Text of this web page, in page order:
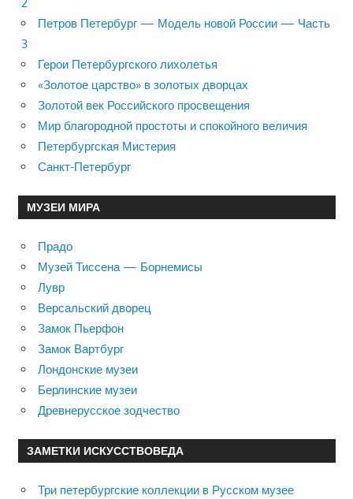
Петров Петербург — Модель новой России — Часть
3
Герои Петербургского лихолетья
«Золотое царство» в золотых дворцах
Золотой век Российского просвещения
Мир благородной простоты и спокойного величия
Петербургская Мистерия
Санкт-Петербург
МУЗЕИ МИРА
Прадо
Музей Тиссена — Борнемисы
Лувр
Версальский дворец
Замок Пьерфон
Замок Вартбург
Лондонские музеи
Берлинские музеи
Древнерусское зодчество
ЗАМЕТКИ ИСКУССТВОВЕДА
Три петербургские коллекции в Русском музее